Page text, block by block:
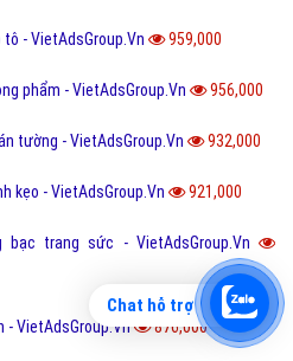
tô - VietAdsGroup.Vn 959,000
phẩm - VietAdsGroup.Vn 956,000
tường - VietAdsGroup.Vn 932,000
kẹo - VietAdsGroup.Vn 921,000
bạc trang sức - VietAdsGroup.Vn
- VietAdsGroup.Vn 876,000
Chat hỗ trợ